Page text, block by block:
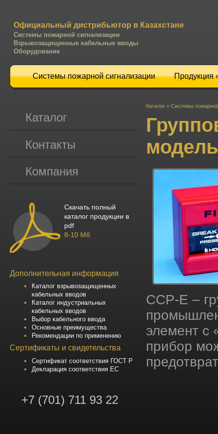
Официальный дистрибьютор в Казахстане
Системы пожарной сигнализации
Взрывозащищенные кабельные вводы
Оборудование
Системы пожарной сигнализации Продукция
Каталог» Системы
CCP-E –
элемент с
прибор
Каталог
Контакты
Компания
Скачать полный
каталог продукции в
pdf
8-10 Мб
Дополнительная информация
Каталог взрывозащищенных
кабельных вводов
Каталог индустриальных
кабельных вводов
Выбор кабельного ввода
Основные преимущества
Рекомендации по применению
Сертификаты и свидетельства
Сертификат соответствия ГОСТ Р
Декларация соответствия ЕС
+7 (701) 711 93 22